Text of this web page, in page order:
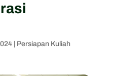
| Persiapan Kuliah